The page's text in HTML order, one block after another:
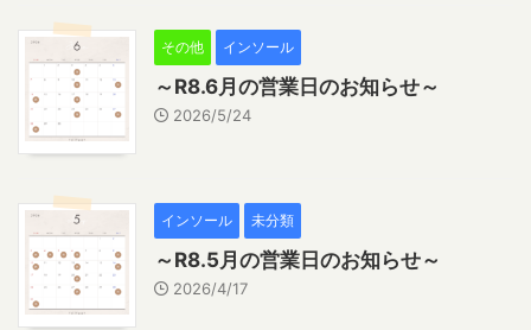
その他 インソール
～R8.6月の営業日のお知らせ～
2026/5/24
インソール 未分類
～R8.5月の営業日のお知らせ～
2026/4/17